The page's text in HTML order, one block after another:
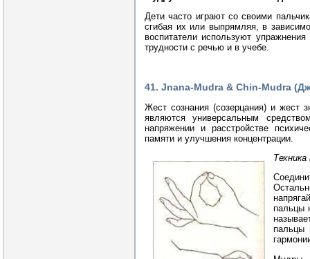
Дети часто играют со своими
сгибая их или выпрямляя, в
воспитатели используют
трудности с речью и в учебе.
41. Jnana-Mudra & Chin-Mudra
Жест сознания (созерцания) и жест
являются универсальным
напряжении и расстройстве
памяти и улучшения концентрации.
пальцы
пальцы